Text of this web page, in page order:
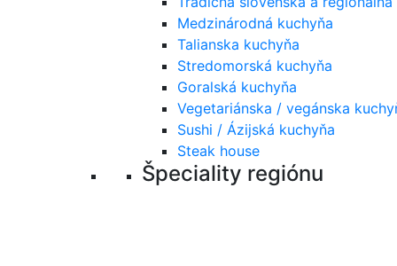
Medzinárodná kuchyňa
Talianska kuchyňa
Stredomorská kuchyňa
Goralská kuchyňa
Vegetariánska / vegánska
Sushi / Ázijská kuchyňa
Steak house
Špeciality regiónu